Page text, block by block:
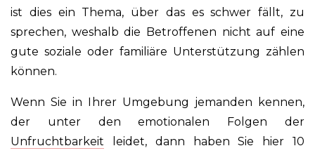
ist dies ein Thema, über das es schwer fällt, zu
sprechen, weshalb die Betroffenen nicht auf eine
gute soziale oder familiäre Unterstützung zählen
können.
Wenn Sie in Ihrer Umgebung jemanden kennen,
der unter den emotionalen Folgen der
Unfruchtbarkeit leidet, dann haben Sie hier 10